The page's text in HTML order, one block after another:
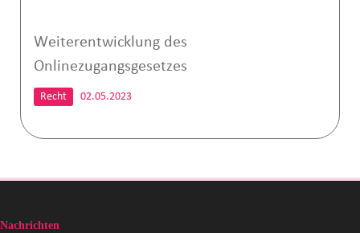
Weiterentwicklung des
Onlinezugangsgesetzes
Recht 02.05.2023
Nachrichten